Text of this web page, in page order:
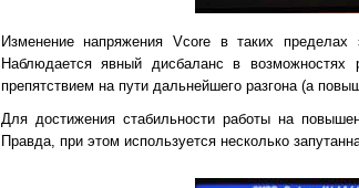
Изменение напряжения Vcore в таких
Наблюдается явный дисбаланс в возможностях
препятствием на пути дальнейшего разгона (а
Для достижения стабильности работы на
Правда, при этом используется несколько